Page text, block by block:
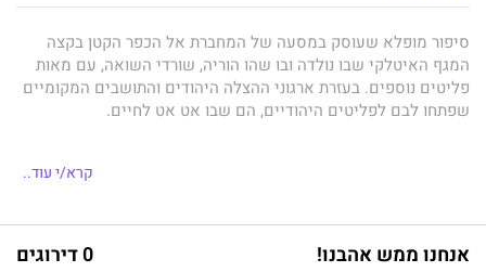
סיפור מופלא שעוסק במסעה של המחברת אל הכפר הקטן בקצה
המגף האיטלקי שבו נולדה ובו שהו הוריה, שורדי השואה, עם מאות
פליטים נוספים. בעזרת ארגוני ההצלה היהודים והתושבים המקומיים
שפתחו לבם לפליטים היהודיים, הם שבו אט אט לחיים.
הספר משלב סוגי ז'אנרים ספרותיים - קטעי היסטוריה איטלקית
ים שבו - כמו בכפר האיטלקי - "הכחול-טורקיז היה כמו לראות רחוק
קרא/י עוד..
אנחנו ממש אהבנו! 0 דירוגים